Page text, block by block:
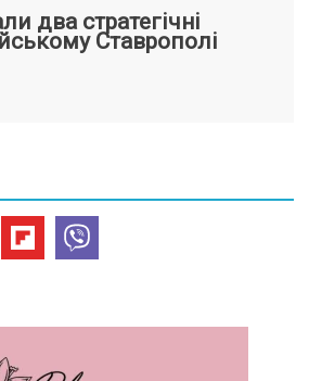
два стратегічні
Ставрополі